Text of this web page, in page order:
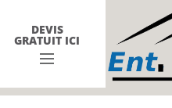
DEVIS
GRATUIT ICI